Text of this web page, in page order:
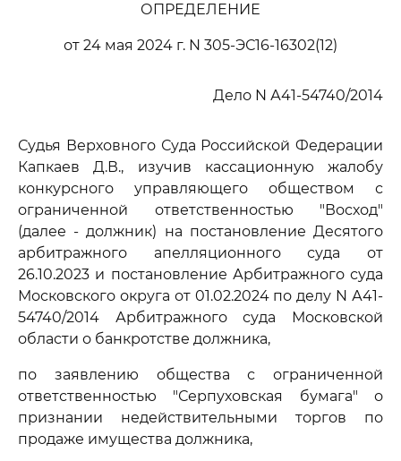
ОПРЕДЕЛЕНИЕ
от 24 мая 2024 г. N 305-ЭС16-16302(12)
Дело N А41-54740/2014
Судья Верховного Суда Российской Федерации
Капкаев Д.В., изучив кассационную жалобу
конкурсного управляющего обществом с
ограниченной ответственностью "Восход"
(далее - должник) на постановление Десятого
арбитражного апелляционного суда от
26.10.2023 и постановление Арбитражного суда
Московского округа от 01.02.2024 по делу N А41-
54740/2014 Арбитражного суда Московской
области о банкротстве должника,
по заявлению общества с ограниченной
ответственностью "Серпуховская бумага" о
признании недействительными торгов по
продаже имущества должника,